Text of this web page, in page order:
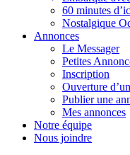
60 minutes
Nostalgique
Annonces
Le Messager
Petites
Inscription
Ouverture
Publier une
Mes annonces
Notre équipe
Nous joindre